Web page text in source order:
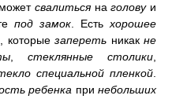
свалиться наголову и
под замок. Естьхорошее
которыезапереть никакне
, стеклянные столики,
специальной пленкой.
ребенка при небольших